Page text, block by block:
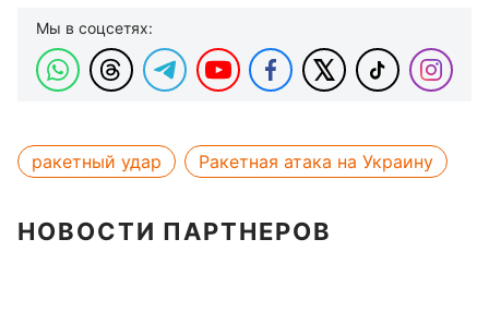
Мы в соцсетях:
ракетный удар Ракетная атака на Украину
НОВОСТИ ПАРТНЕРОВ